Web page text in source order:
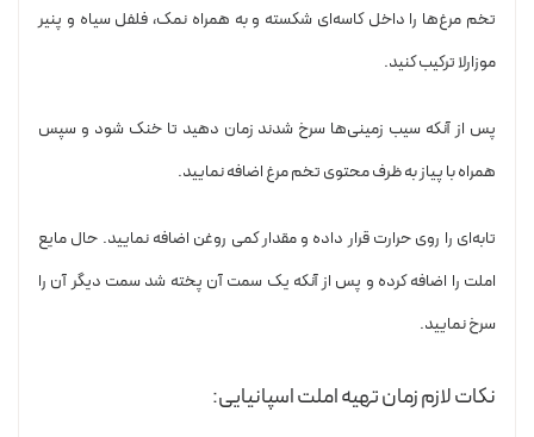
تخم مرغ‌ها را داخل کاسه‌ای شکسته و به همراه نمک، فلفل سیاه و پنیر
موزارلا ترکیب کنید.
پس از آنکه سیب زمینی‌ها سرخ شدند زمان دهید تا خنک شود و سپس
همراه با پیاز به ظرف محتوی تخم مرغ اضافه نمایید.
تابه‌ای را روی حرارت قرار داده و مقدار کمی روغن اضافه نمایید. حال مایع
املت را اضافه کرده و پس از آنکه یک سمت آن پخته شد سمت دیگر آن را
سرخ نمایید.
نکات لازم زمان تهیه املت اسپانیایی: